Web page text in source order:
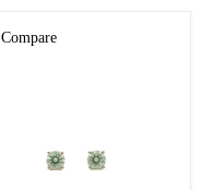
Compare